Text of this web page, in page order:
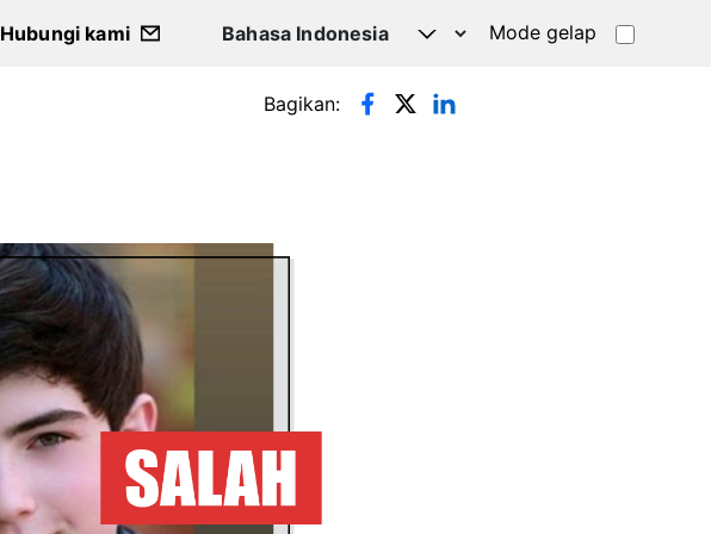
Hubungi kami Mode gelap
Bagikan: